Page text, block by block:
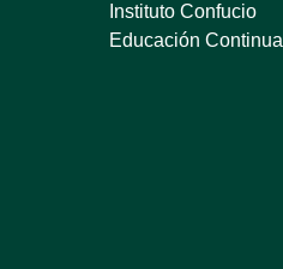
Instituto Confucio
Educación Continua